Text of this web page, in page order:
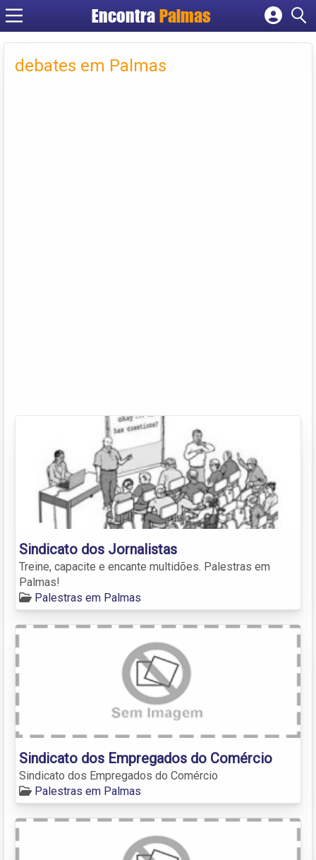
Encontra Palmas
Cadastrar empresa
Criar conta
debates em Palmas
Sindicato dos Jornalistas
Treine, capacite e encante multidões. Palestras em
Palmas!
Palestras em Palmas
Sindicato dos Empregados do Comércio
Sindicato dos Empregados do Comércio
Palestras em Palmas